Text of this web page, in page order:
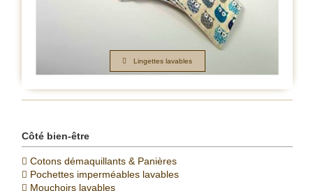
Lingettes lavables
Côté bien-être
Cotons démaquillants & Panières
Pochettes imperméables lavables
Mouchoirs lavables